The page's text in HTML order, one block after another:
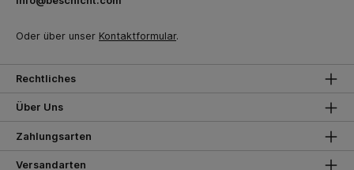
Oder über unser Kontaktformular.
Rechtliches
Über Uns
Zahlungsarten
Versandarten